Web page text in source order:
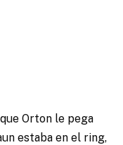
Orton le pega
estaba en el ring,